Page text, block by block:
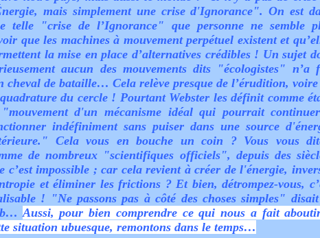
mais simplement une crise d'Ignorance". On est
telle "crise de l’Ignorance" que personne ne semble
que les machines à mouvement perpétuel existent et
la mise en place d’alternatives crédibles ! Un sujet
aucun des mouvements dits "écologistes" n’a
cheval de bataille… Cela relève presque de l’érudition, voire
du cercle ! Pourtant Webster les définit comme
d'un mécanisme idéal qui pourrait
indéfiniment sans puiser dans une source
Cela vous en bouche un coin ? Vous vous
de nombreux "scientifiques officiels", depuis des
c’est impossible ; car cela revient à créer de l'énergie,
et éliminer les frictions ? Et bien, détrompez-vous,
! "Ne passons pas à côté des choses simples"
Aussi, pour bien comprendre ce qui nous a fait
situation ubuesque, remontons dans le temps…